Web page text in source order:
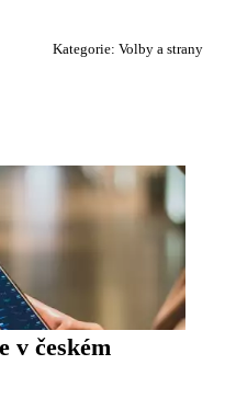
Kategorie: Volby a strany
v českém